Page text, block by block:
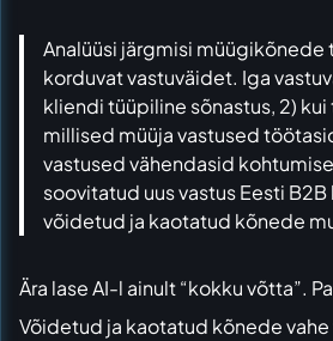
Analüüsi järgmisi müügikõnede
korduvat vastuväidet. Iga
kliendi tüüpiline sõnastus, 2) kui
millised müüja vastused
vastused vähendasid
soovitatud uus vastus Eesti
võidetud ja kaotatud kõnede
Ära lase AI-l ainult “kokku võtta”.
Võidetud ja kaotatud kõnede vahe